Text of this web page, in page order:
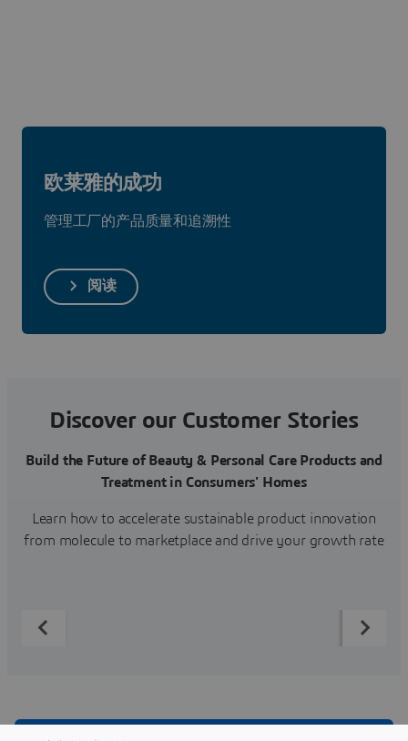
欧莱雅的成功
管理工厂的产品质量和追溯性
阅读
Discover our Customer Stories
Build the Future of Beauty & Personal Care Products and
Treatment in Consumers' Homes
Learn how to accelerate sustainable product innovation
from molecule to marketplace and drive your growth rate